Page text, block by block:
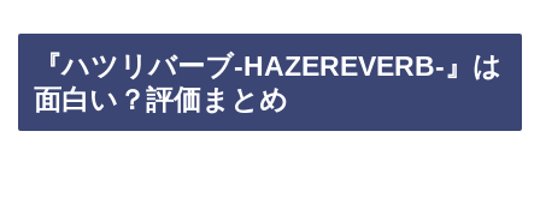
『ハツリバーブ-HAZEREVERB-』は
面白い？評価まとめ